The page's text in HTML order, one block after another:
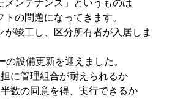
メンテナンス」というものは
の問題になってきます。
が竣工し、区分所有者が入居しま
設備更新を迎えました。
に管理組合が耐えられるか
数の同意を得、実行できるか